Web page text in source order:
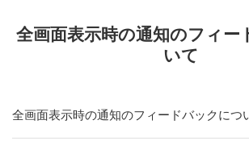
全画面表示時の通知のフィー
いて
全画面表示時の通知のフィードバックにつ